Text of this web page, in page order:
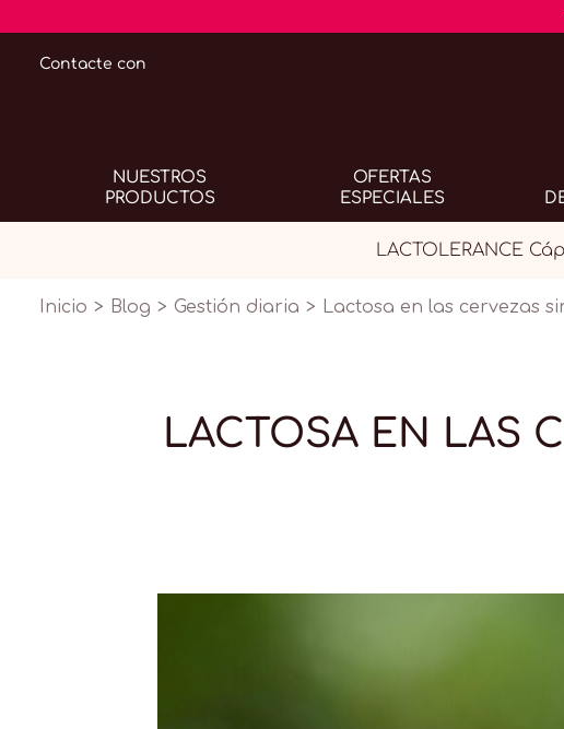
Contacte con
NUESTROS
PRODUCTOS
OFERTAS
ESPECIALES
LACTOLERANCE
Inicio Blog Gestión diaria Lactosa en las cervezas
LACTOSA EN LAS